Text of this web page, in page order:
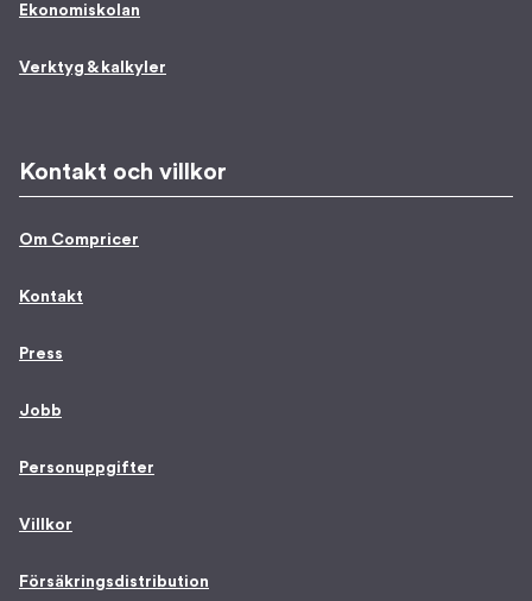
Ekonomiskolan
Verktyg & kalkyler
Kontakt och villkor
Om Compricer
Kontakt
Press
Jobb
Personuppgifter
Villkor
Försäkringsdistribution